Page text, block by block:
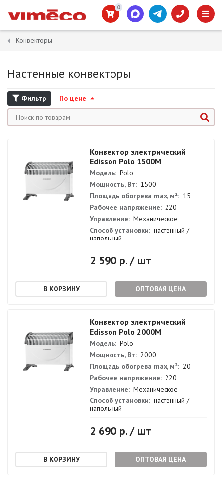
0
Конвекторы
Настенные конвекторы
Фильтр По цене
Конвектор электрический
Edisson Polo 1500M
Модель: Polo
Мощность, Вт: 1500
Площадь обогрева max, м²: 15
Рабочее напряжение: 220
Управление: Механическое
Способ установки: настенный /
напольный
2 590 р. / шт
ОПТОВАЯ ЦЕНА
Конвектор электрический
Edisson Polo 2000M
Модель: Polo
Мощность, Вт: 2000
Площадь обогрева max, м²: 20
Рабочее напряжение: 220
Управление: Механическое
Способ установки: настенный /
напольный
2 690 р. / шт
ОПТОВАЯ ЦЕНА